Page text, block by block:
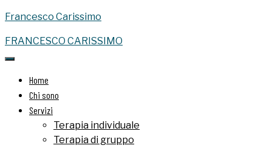
Francesco Carissimo
FRANCESCO CARISSIMO
Home
Chi sono
Servizi
Terapia individuale
Terapia di gruppo